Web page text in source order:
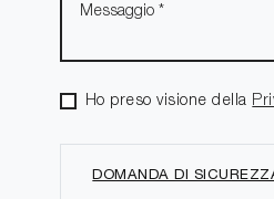
Ho preso visione della
DOMANDA DI